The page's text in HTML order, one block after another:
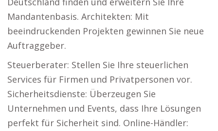
Mandantenbasis. Architekten: Mit
beeindruckenden Projekten gewinnen Sie neue
Auftraggeber.
Steuerberater: Stellen Sie Ihre steuerlichen
Services für Firmen und Privatpersonen vor.
Sicherheitsdienste: Überzeugen Sie
Unternehmen und Events, dass Ihre Lösungen
perfekt für Sicherheit sind. Online-Händler: